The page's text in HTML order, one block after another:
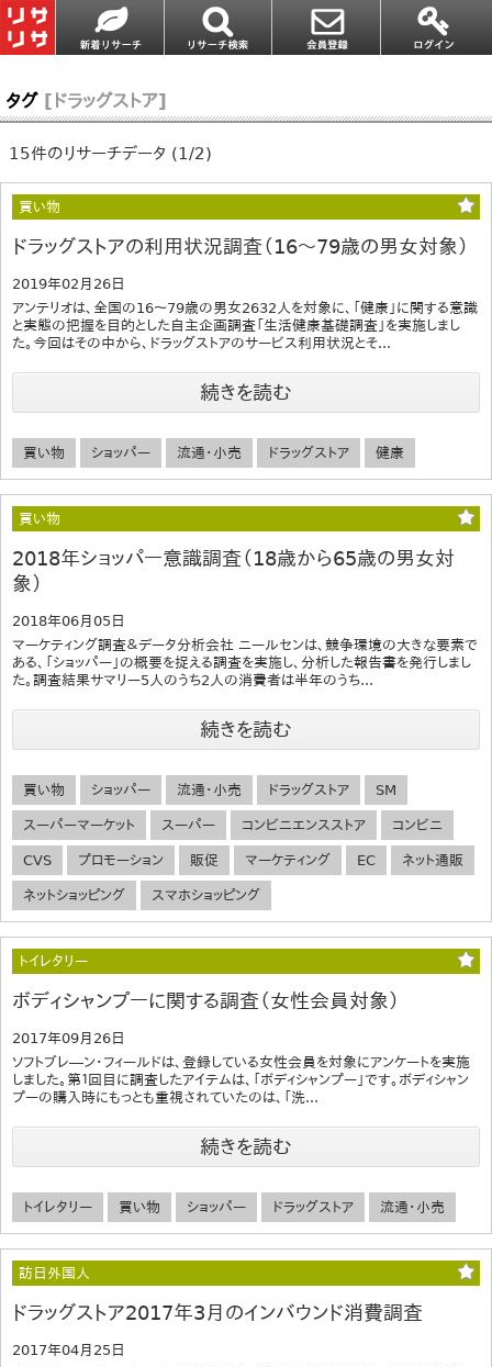
タグ [ドラッグストア]
15件のリサーチデータ (1/2)
買い物
ドラッグストアの利用状況調査（16～79歳の男女対象）
2019年02月26日
アンテリオは、全国の16～79歳の男女2632人を対象に、「健康」に関する意識
と実態の把握を目的とした自主企画調査「生活健康基礎調査」を実施しまし
た。今回はその中から、ドラッグストアのサービス利用状況とそ...
続きを読む
買い物 ショッパー 流通・小売 ドラッグストア 健康
買い物
2018年ショッパー意識調査（18歳から65歳の男女対
象）
2018年06月05日
マーケティング調査＆データ分析会社 ニールセンは、競争環境の大きな要素で
ある、「ショッパー」の概要を捉える調査を実施し、分析した報告書を発行しまし
た。調査結果サマリー5人のうち2人の消費者は半年のうち...
続きを読む
買い物 ショッパー 流通・小売 ドラッグストア SM
スーパーマーケット スーパー コンビニエンスストア コンビニ
CVS プロモーション 販促 マーケティング EC ネット通販
ネットショッピング スマホショッピング
トイレタリー
ボディシャンプーに関する調査（女性会員対象）
2017年09月26日
ソフトブレ―ン・フィールドは、登録している女性会員を対象にアンケートを実施
しました。第１回目に調査したアイテムは、「ボディシャンプー」です。ボディシャン
プーの購入時にもっとも重視されていたのは、「洗...
続きを読む
トイレタリー 買い物 ショッパー ドラッグストア 流通・小売
訪日外国人
ドラッグストア2017年3月のインバウンド消費調査
2017年04月25日